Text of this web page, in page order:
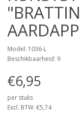
Model: 1036-L
Beschikbaarheid: 9
€6,95
per stuks
Excl. BTW: €5,74